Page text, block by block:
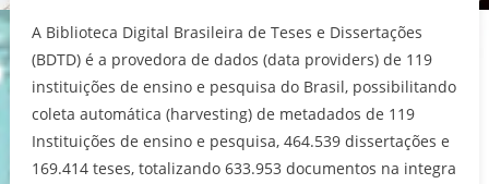
A Biblioteca Digital Brasileira de Teses e Dissertações
(BDTD) é a provedora de dados (data providers) de 119
instituições de ensino e pesquisa do Brasil, possibilitando
coleta automática (harvesting) de metadados de 119
Instituições de ensino e pesquisa, 464.539 dissertações e
169.414 teses, totalizando 633.953 documentos na integra